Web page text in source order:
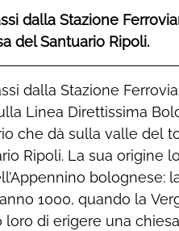
dalla Stazione
del Santuario Ripoli.
dalla Stazione
Linea Direttissima
che dà sulla valle del
Ripoli. La sua origine
bolognese:
1000, quando la
di erigere una
si moltiplicarono e ciò
forma attuale.
sacra e ad arredi di
di fine ‘800 dei
cantoria in legno opera
disegnato dalla
fine della Seconda